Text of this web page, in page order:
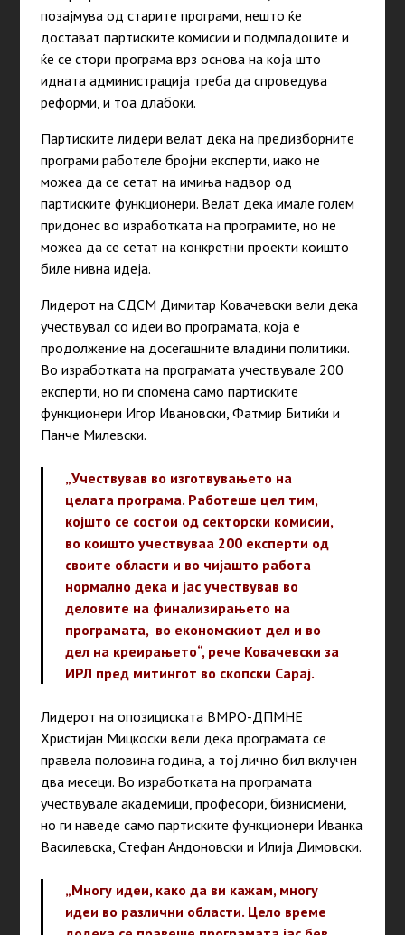
позајмува од старите програми, нешто ќе
достават партиските комисии и подмладоците и
ќе се стори програма врз основа на која што
идната администрација треба да спроведува
реформи, и тоа длабоки.
Партиските лидери велат дека на предизборните
програми работеле бројни експерти, иако не
можеа да се сетат на имиња надвор од
партиските функционери. Велат дека имале голем
придонес во изработката на програмите, но не
можеа да се сетат на конкретни проекти коишто
биле нивна идеја.
Лидерот на СДСМ Димитар Ковачевски вели дека
учествувал со идеи во програмата, која е
продолжение на досегашните владини политики.
Во изработката на програмата учествувале 200
експерти, но ги спомена само партиските
функционери Игор Ивановски, Фатмир Битиќи и
Панче Милевски.
„Учествував во изготвувањето на
целата програма. Работеше цел тим,
којшто се состои од секторски комисии,
во коишто учествуваа 200 експерти од
своите области и во чијашто работа
нормално дека и јас учествував во
деловите на финализирањето на
програмата, во економскиот дел и во
дел на креирањето“, рече Ковачевски за
ИРЛ пред митингот во скопски Сарај.
Лидерот на опозициската ВМРО-ДПМНЕ
Христијан Мицкоски вели дека програмата се
правела половина година, а тој лично бил вклучен
два месеци. Во изработката на програмата
учествувале академици, професори, бизнисмени,
но ги наведе само партиските функционери Иванка
Василевска, Стефан Андоновски и Илија Димовски.
„Многу идеи, како да ви кажам, многу
идеи во различни области. Цело време